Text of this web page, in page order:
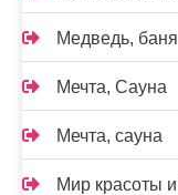
Медведь, баня
Мечта, Сауна
Мечта, сауна
Мир красоты